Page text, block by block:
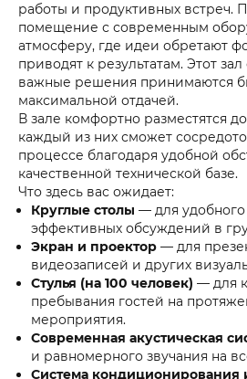
работы и продуктивных встреч.
помещение с современным
атмосферу, где идеи обретают
приводят к результатам. Этот
важные решения принимаются
максимальной отдачей.
В зале комфортно разместятся
каждый из них сможет
процессе благодаря удобной
качественной технической базе.
Что здесь вас ожидает:
Круглые столы — для
эффективных обсуждений в
Экран и проектор — для
видеозаписей и других
Стулья (на 100 человек) — для
пребывания гостей на
мероприятия.
Современная акустическая
и равномерного звучания на
Система кондиционирования